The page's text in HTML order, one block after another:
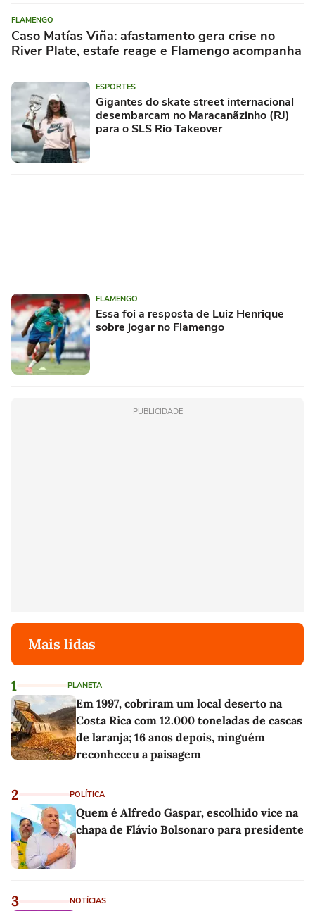
FLAMENGO
Caso Matías Viña: afastamento gera crise no
River Plate, estafe reage e Flamengo acompanha
ESPORTES
Gigantes do skate street internacional
desembarcam no Maracanãzinho (RJ)
para o SLS Rio Takeover
FLAMENGO
Essa foi a resposta de Luiz Henrique
sobre jogar no Flamengo
PUBLICIDADE
Mais lidas
1 PLANETA
Em 1997, cobriram um local deserto na
Costa Rica com 12.000 toneladas de cascas
de laranja; 16 anos depois, ninguém
reconheceu a paisagem
2 POLÍTICA
Quem é Alfredo Gaspar, escolhido vice na
chapa de Flávio Bolsonaro para presidente
3 NOTÍCIAS